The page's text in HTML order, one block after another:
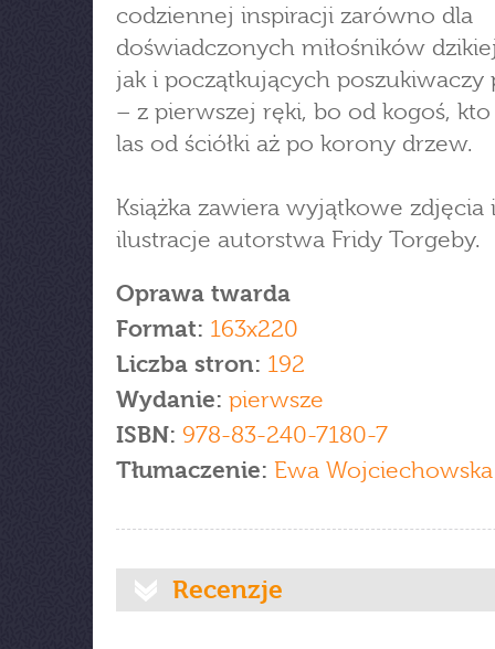
codziennej inspiracji zarówno dla
doświadczonych miłośników
jak i początkujących poszukiwaczy
– z pierwszej ręki, bo od kogoś, kto
las od ściółki aż po korony drzew.
Książka zawiera wyjątkowe zdjęcia i
ilustracje autorstwa Fridy Torgeby.
Oprawa twarda
Format: 163x220
Liczba stron: 192
Wydanie: pierwsze
ISBN: 978-83-240-7180-7
Tłumaczenie: Ewa Wojciechowska
Recenzje